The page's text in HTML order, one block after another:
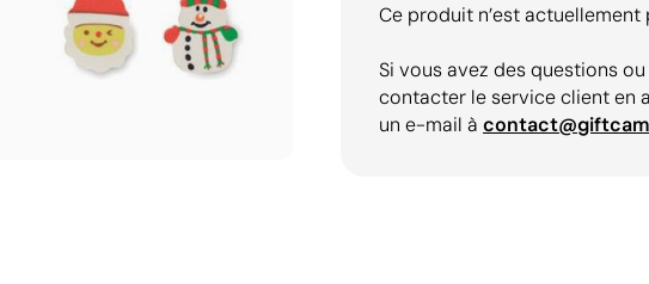
Ce produit n’est
Si vous avez des questions
contacter le service client en
un e-mail à